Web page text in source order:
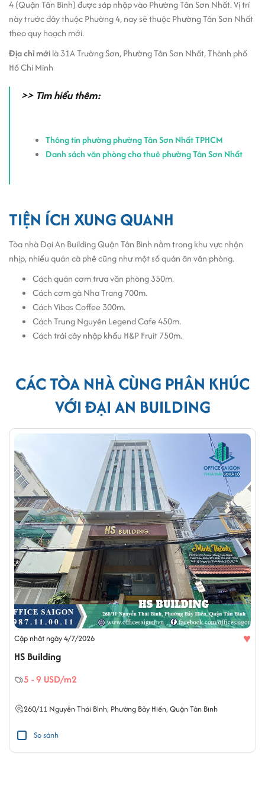
phòng
Toilet nam/ nữ trang bị mỗi tầng.
Khu vực sảnh chờ tầng trệt rộng rãi mát mẻ dành cho
Nhân viên lễ tân nhận thư và hỗ trợ suốt giờ hành chính.
Giá thuê văn phòng tại Đại An Building
Giá văn phòng cho thuê tại Đại An Building Trường Sơn từ $12 -
của Đại An Building tương đối thấp. Cao ốc Đại An chắc chắn sẽ là
một lựa chọn hấp dẫn không thể bỏ qua khi nhắc đến chuỗi cao
ốc
cho thuê văn phòng tại đường Trường Sơn quận Tân Bình .
4 (Quận Tân Bình) được sáp nhập vào Phường Tân Sơn Nhất. Vị trí
này trước đây thuộc Phường 4, nay sẽ thuộc Phường Tân Sơn Nhất
theo quy hoạch mới.
Địa chỉ mớilà 31A Trường Sơn, Phường Tân Sơn Nhất, Thành phố
Hồ Chí Minh
>> Tìm hiểu thêm:
Thông tin phường phường Tân Sơn Nhất TPHCM
Danh sách văn phòng cho thuê phường Tân Sơn Nhất
TIỆN ÍCH XUNG QUANH
Tòa nhà Đại An Building Quận Tân Bình nằm trong khu vực nhộn
nhịp, nhiều quán cà phê cũng như một số quán ăn văn phòng.
Cách quán cơm trưa văn phòng 350m.
Cách cơm gà Nha Trang 700m.
Cách Vibas Coffee 300m.
Cách Trung Nguyên Legend Cafe 450m.
Cách trái cây nhập khẩu H&P Fruit 750m.
CÁC TÒA NHÀ CÙNG PHÂN KHÚC
VỚI ĐẠI AN BUILDING
Cập nhật ngày 4/7/2026 ♥
HS Building
5 - 9 USD/m2
260/11 Nguyễn Thái Bình, Phường Bảy Hiền, Quận Tân Bình
So sánh